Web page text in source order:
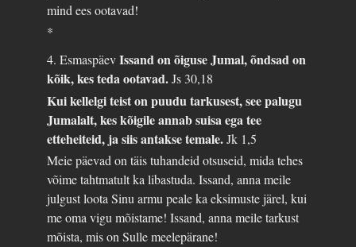
mind ees ootavad!
*
4. EsmaspäevIssand on õiguse Jumal, õndsad on
kõik, kes teda ootavad.Js 30,18
Kui kellelgi teist on puudu tarkusest, see palugu
Jumalalt, kes kõigile annab suisa ega tee
etteheiteid, ja siis antakse temale.Jk 1,5
Meie päevad on täis tuhandeid otsuseid, mida tehes
võime tahtmatult ka libastuda. Issand, anna meile
julgust loota Sinu armu peale ka eksimuste järel, kui
me oma vigu mõistame! Issand, anna meile tarkust
mõista, mis on Sulle meelepärane!